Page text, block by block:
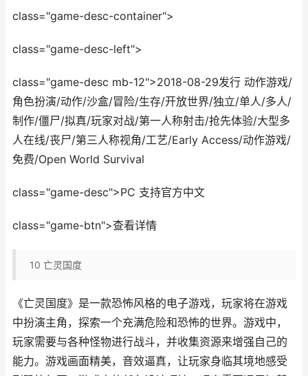
class="game-desc-container">
class="game-desc-left">
class="game-desc mb-12">2018-08-29发行 动作游戏/
角色扮演/动作/沙盒/冒险/生存/开放世界/独立/单人/多人/
制作/僵尸/拟真/玩家对战/第一人称射击/抢先体验/大型多
人在线/丧尸/第三人称视角/工艺/Early Access/动作游戏/
免费/Open World Survival
class="game-desc">PC 支持官方中文
class="game-btn">查看详情
10 亡灵国度
《亡灵国度》是一款恐怖风格的电子游戏，玩家将在游戏
中扮演主角，探索一个充满危险和恐怖的世界。游戏中，
玩家需要与各种怪物进行战斗，并收集资源来增强自己的
能力。游戏画面精美，音效逼真，让玩家身临其境地感受